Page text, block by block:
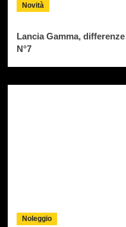
Novità
Lancia Gamma,
N°7
Noleggio